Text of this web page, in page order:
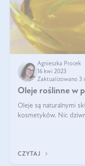
Agnieszka Procek
16 kwi 2023
Zaktualizowano 3
Oleje roślinne w
Oleje są naturalnymi
kosmetyków. Nic
CZYTAJ